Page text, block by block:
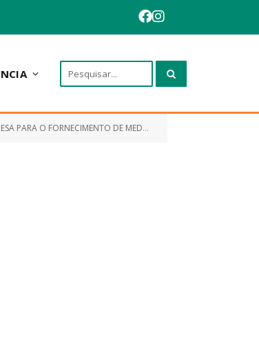
O FORNECIMENTO DE MEDICAMENTOS)